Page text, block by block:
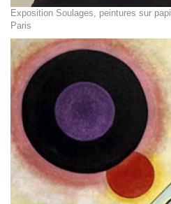
Exposition Soulages, peintures sur
Paris